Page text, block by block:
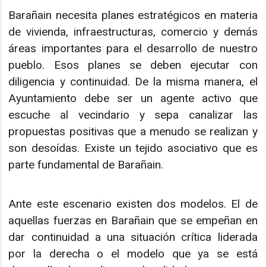
Barañain necesita planes estratégicos en materia
de vivienda, infraestructuras, comercio y demás
áreas importantes para el desarrollo de nuestro
pueblo. Esos planes se deben ejecutar con
diligencia y continuidad. De la misma manera, el
Ayuntamiento debe ser un agente activo que
escuche al vecindario y sepa canalizar las
propuestas positivas que a menudo se realizan y
son desoídas. Existe un tejido asociativo que es
parte fundamental de Barañain.
Ante este escenario existen dos modelos. El de
aquellas fuerzas en Barañain que se empeñan en
dar continuidad a una situación crítica liderada
por la derecha o el modelo que ya se está